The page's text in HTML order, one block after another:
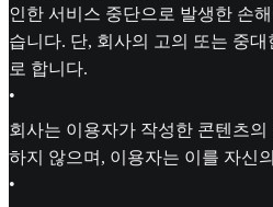
인한 서비스 중단으로 발생한 손
습니다. 단, 회사의 고의 또는 중
로 합니다.
•
회사는 이용자가 작성한 콘텐츠
하지 않으며, 이용자는 이를 자신
•